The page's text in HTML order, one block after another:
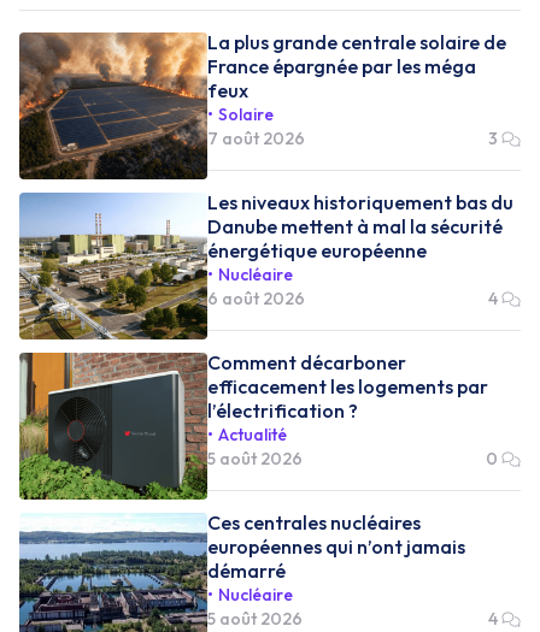
La plus grande centrale solaire de
France épargnée par les méga
feux
Solaire
7 août 2026
3
Les niveaux historiquement bas du
Danube mettent à mal la sécurité
énergétique européenne
Nucléaire
6 août 2026
4
Comment décarboner
efficacement les logements par
l’électrification ?
Actualité
5 août 2026
0
Ces centrales nucléaires
européennes qui n’ont jamais
démarré
Nucléaire
5 août 2026
4